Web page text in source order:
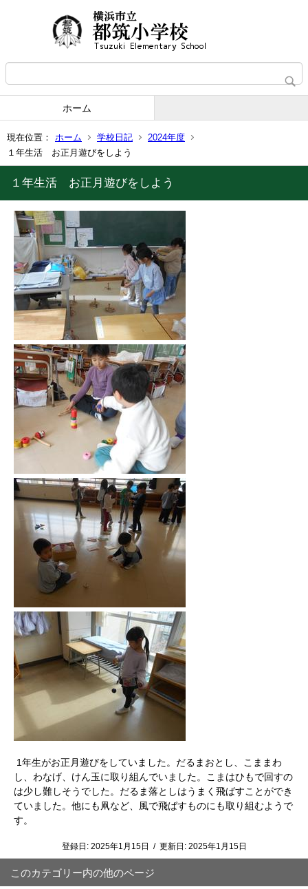
ホーム
現在位置： ホーム 学校日記
2024年度
１年生活 お正月遊びをしよう
１年生活 お正月遊びをしよう
1年生がお正月遊びをしていました。だるまおとし、こままわ
し、わなげ、けん玉に取り組んでいました。こまはひもで回すの
は少し難しそうでした。だるま落としはうまく飛ばすことができ
ていました。他にも凧など、風で飛ばすものにも取り組むようで
す。
登録日: 2025年1月15日 / 更新日: 2025年1月15日
このカテゴリー内の他のページ